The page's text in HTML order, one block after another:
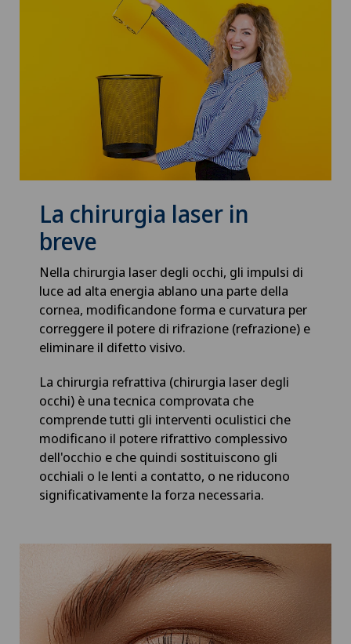
La chirurgia laser in
breve
Nella chirurgia laser degli occhi, gli impulsi di
luce ad alta energia ablano una parte della
cornea, modificandone forma e curvatura per
correggere il potere di rifrazione (refrazione) e
eliminare il difetto visivo.
La chirurgia refrattiva (chirurgia laser degli
occhi) è una tecnica comprovata che
comprende tutti gli interventi oculistici che
modificano il potere rifrattivo complessivo
dell'occhio e che quindi sostituiscono gli
occhiali o le lenti a contatto, o ne riducono
significativamente la forza necessaria.